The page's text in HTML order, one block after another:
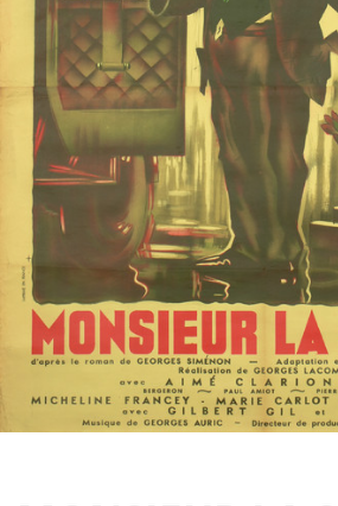
Vendre